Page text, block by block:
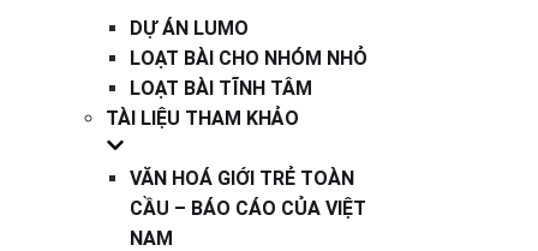
DỰ ÁN LUMO
LOẠT BÀI CHO NHÓM NHỎ
LOẠT BÀI TĨNH TÂM
TÀI LIỆU THAM KHẢO
VĂN HOÁ GIỚI TRẺ TOÀN
CẦU – BÁO CÁO CỦA VIỆT
NAM